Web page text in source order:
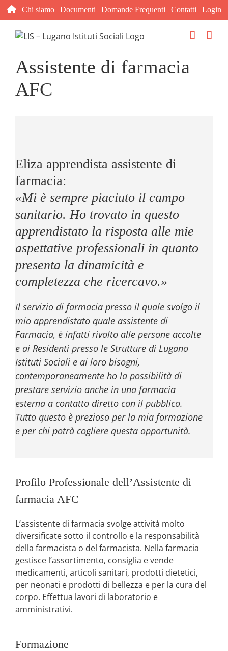
Salta
al
contenuto
Chi siamo Documenti Domande Frequenti Contatti Login
Assistente di farmacia
AFC
Eliza apprendista assistente di
farmacia:
«Mi è sempre piaciuto il campo
sanitario. Ho trovato in questo
apprendistato la risposta alle mie
aspettative professionali in quanto
presenta la dinamicità e
completezza che ricercavo.»
Il servizio di farmacia presso il quale svolgo il
mio apprendistato quale assistente di
Farmacia, è infatti rivolto alle persone accolte
e ai Residenti presso le Strutture di Lugano
Istituti Sociali e ai loro bisogni,
contemporaneamente ho la possibilità di
prestare servizio anche in una farmacia
esterna a contatto diretto con il pubblico.
Tutto questo è prezioso per la mia formazione
e per chi potrà cogliere questa opportunità.
Profilo Professionale dell’Assistente di
farmacia AFC
L’assistente di farmacia svolge attività molto
diversificate sotto il controllo e la responsabilità
della farmacista o del farmacista. Nella farmacia
gestisce l’assortimento, consiglia e vende
medicamenti, articoli sanitari, prodotti dietetici,
per neonati e prodotti di bellezza e per la cura del
corpo. Effettua lavori di laboratorio e
amministrativi.
Formazione